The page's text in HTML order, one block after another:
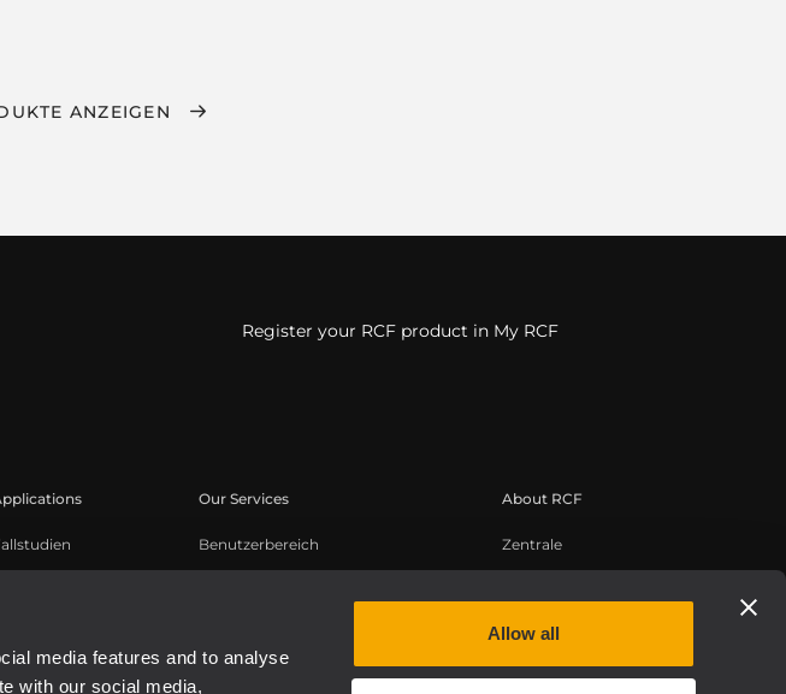
media features and to analyse
with our social media,
Allow all
ANZEIGEN
Register your RCF product in My RCF
Our Services
Benutzerbereich
Produktregistrierung
Buy Authentic
About RCF
Zentrale
Regionale Geschäftsstellen
Arbeiten Sie mit uns zusammen
News
Über RCF